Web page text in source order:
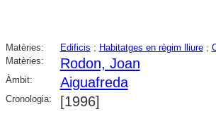
Matèries: Edificis ; Habitatges en règim lliure;
Matèries:
Rodon, Joan
Àmbit: Aiguafreda
Cronologia: [1996]